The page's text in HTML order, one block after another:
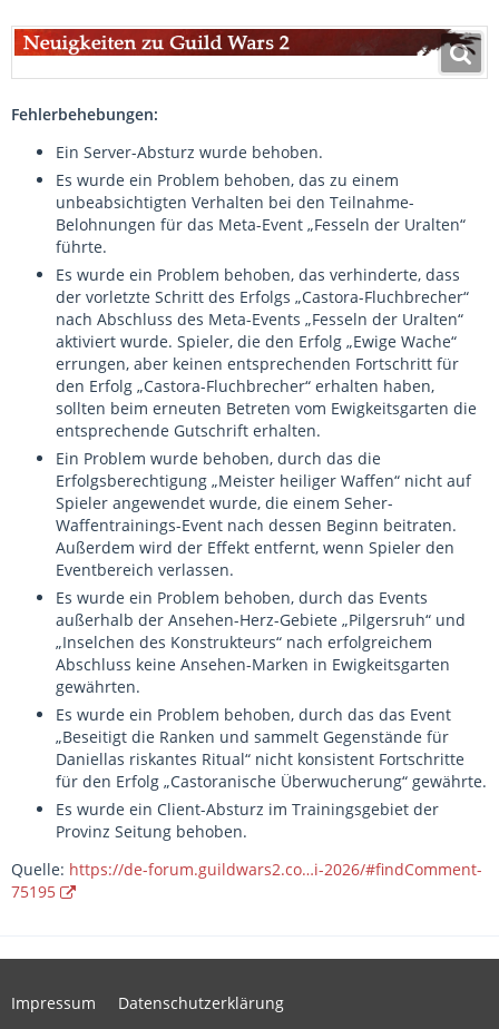
Fehlerbehebungen:
Ein Server-Absturz wurde behoben.
Es wurde ein Problem behoben, das zu einem
unbeabsichtigten Verhalten bei den Teilnahme-
Belohnungen für das Meta-Event „Fesseln der Uralten“
führte.
Es wurde ein Problem behoben, das verhinderte, dass
der vorletzte Schritt des Erfolgs „Castora-Fluchbrecher“
nach Abschluss des Meta-Events „Fesseln der Uralten“
aktiviert wurde. Spieler, die den Erfolg „Ewige Wache“
errungen, aber keinen entsprechenden Fortschritt für
den Erfolg „Castora-Fluchbrecher“ erhalten haben,
sollten beim erneuten Betreten vom Ewigkeitsgarten die
entsprechende Gutschrift erhalten.
Ein Problem wurde behoben, durch das die
Erfolgsberechtigung „Meister heiliger Waffen“ nicht auf
Spieler angewendet wurde, die einem Seher-
Waffentrainings-Event nach dessen Beginn beitraten.
Außerdem wird der Effekt entfernt, wenn Spieler den
Eventbereich verlassen.
Es wurde ein Problem behoben, durch das Events
außerhalb der Ansehen-Herz-Gebiete „Pilgersruh“ und
„Inselchen des Konstrukteurs“ nach erfolgreichem
Abschluss keine Ansehen-Marken in Ewigkeitsgarten
gewährten.
Es wurde ein Problem behoben, durch das das Event
„Beseitigt die Ranken und sammelt Gegenstände für
Daniellas riskantes Ritual“ nicht konsistent Fortschritte
für den Erfolg „Castoranische Überwucherung“ gewährte.
Es wurde ein Client-Absturz im Trainingsgebiet der
Provinz Seitung behoben.
Quelle: https://de-forum.guildwars2.co…i-2026/#findComment-
75195
Impressum Datenschutzerklärung